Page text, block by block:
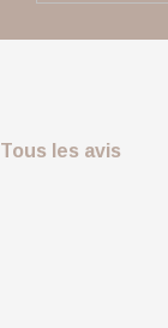
Tous les avis